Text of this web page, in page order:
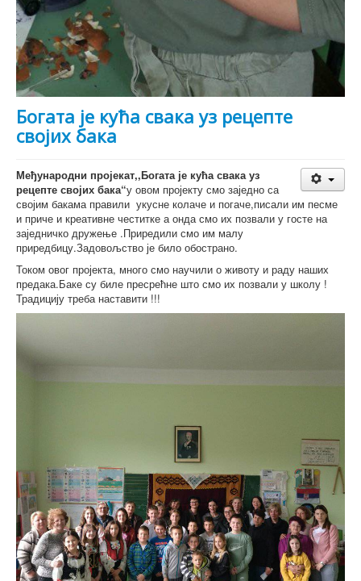
Богата је кућа свака уз рецепте
својих бака
Међународни пројекат,,Богата је кућа свака уз
рецепте својих бака“у овом пројекту смо заједно са
својим бакама правили укусне колаче и погаче,писали им песме
и приче и креативне честитке а онда смо их позвали у госте на
заједничко дружење .Приредили смо им малу
приредбицу.Задовољство је било обострано.
Током овог пројекта, много смо научили о животу и раду наших
предака.Баке су биле пресрећне што смо их позвали у школу !
Традицију треба наставити !!!